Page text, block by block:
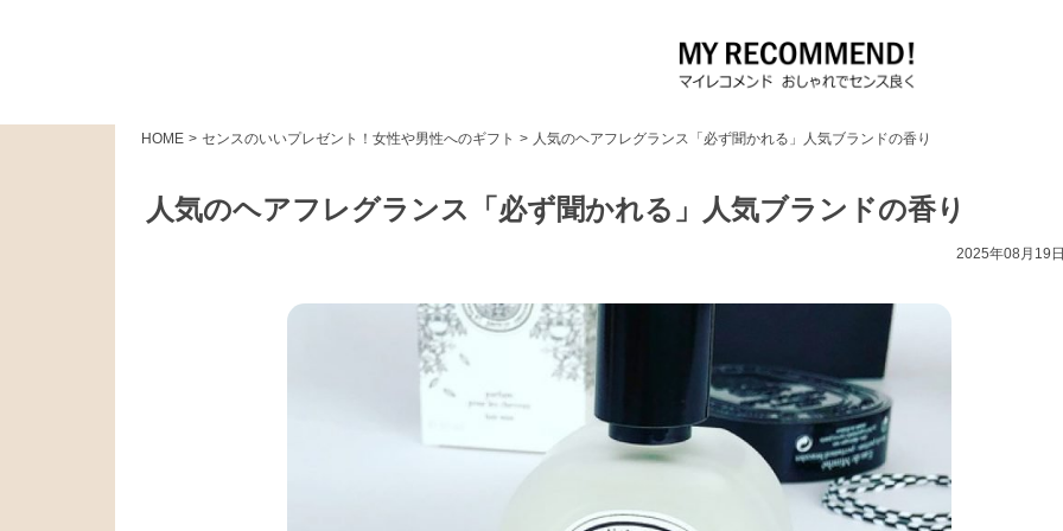
HOME > センスのいいプレゼント！女性や男性へのギフト > 人気のヘアフレグランス「必ず聞かれる」人気ブランドの香り
人気のヘアフレグランス「必ず聞かれる」人気ブランドの香り
2025年08月19